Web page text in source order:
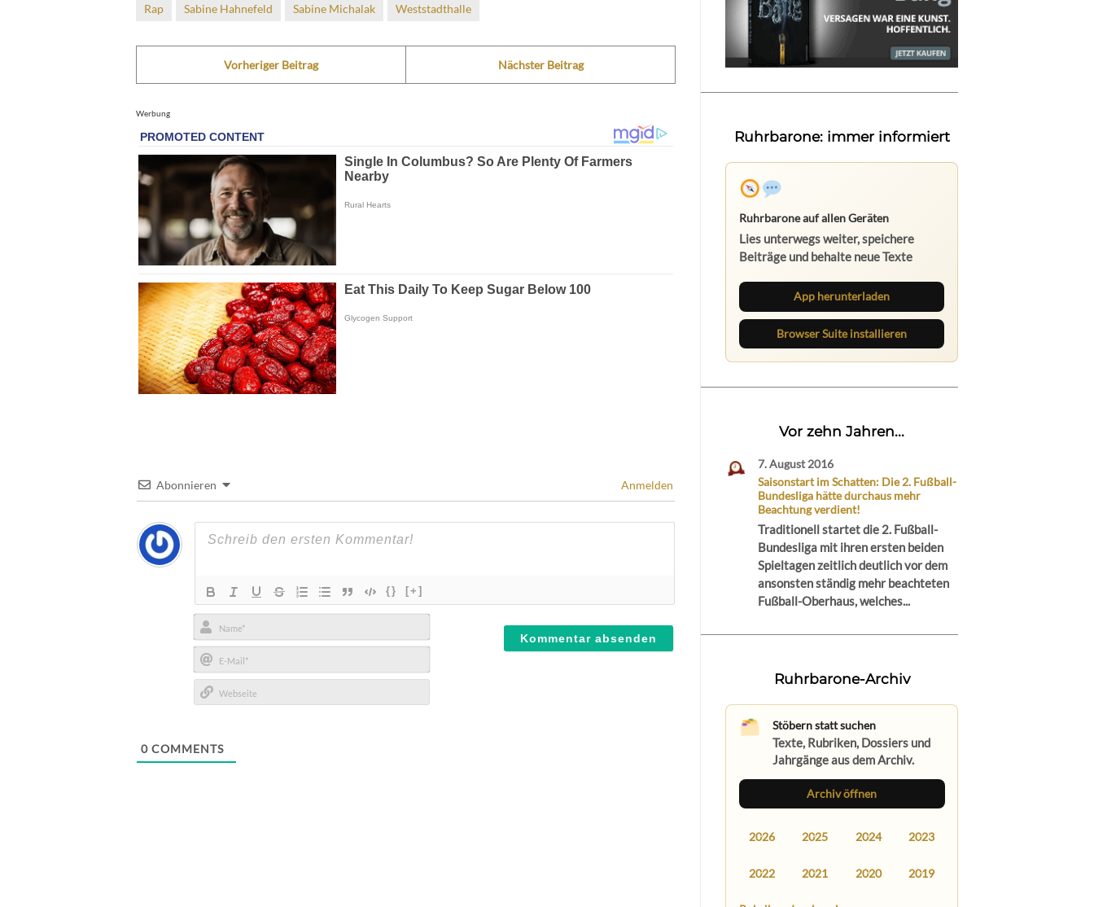
Rap
Sabine Hahnefeld Sabine Michalak Weststadthalle
Vorheriger Beitrag Nächster Beitrag
Werbung
Abonnieren Anmelden
{} [+]
Name*
E-
Mail*
0 COMMENTS
Ruhrbarone: immer informiert
Ruhrbarone auf allen Geräten
Lies unterwegs weiter, speichere
Beiträge und behalte neue Texte
App herunterladen
Browser Suite installieren
Vor zehn Jahren...
7. August 2016
Saisonstart im Schatten: Die 2. Fußball-
Bundesliga hätte durchaus mehr
Beachtung verdient!
Traditionell startet die 2. Fußball-
Bundesliga mit ihren ersten beiden
Spieltagen zeitlich deutlich vor dem
ansonsten ständig mehr beachteten
Fußball-Oberhaus, welches...
Ruhrbarone-Archiv
Stöbern statt suchen
Texte, Rubriken, Dossiers und
Jahrgänge aus dem Archiv.
Archiv öffnen
2026 2025 2024 2023
2022 2021 2020 2019